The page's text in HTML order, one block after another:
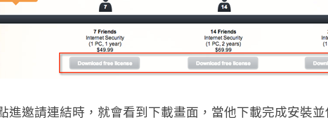
進邀請連結時，就會看到下載畫面，當他下載完成安裝